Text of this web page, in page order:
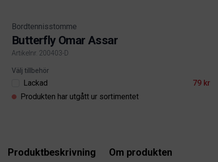
Bordtennisstomme
Butterfly Omar Assar
Artikelnr. 200403-D
Product information
Välj tillbehör
Lackad
79 kr
Produkten har utgått ur sortimentet
Produktbeskrivning Om produkten